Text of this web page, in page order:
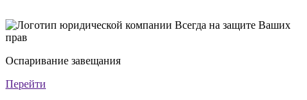
Оспаривание завещания
Перейти